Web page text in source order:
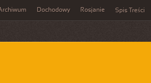
Dochodowy Rosjanie Spis Treści